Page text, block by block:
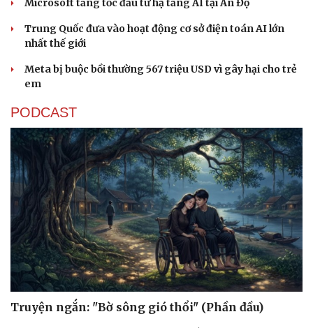
Microsoft tăng tốc đầu tư hạ tầng AI tại Ấn Độ
Trung Quốc đưa vào hoạt động cơ sở điện toán AI lớn
nhất thế giới
Meta bị buộc bồi thường 567 triệu USD vì gây hại cho trẻ
em
PODCAST
Truyện ngắn: "Bờ sông gió thổi" (Phần đầu)